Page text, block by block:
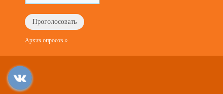
Архив опросов »